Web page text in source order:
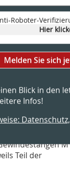
Punkte zu
beträgt 1.000
auf. Die
behalten. Sie
M
Teil der
Roboter-
Hier
Melden Sie sich
Blick in den
Infos!